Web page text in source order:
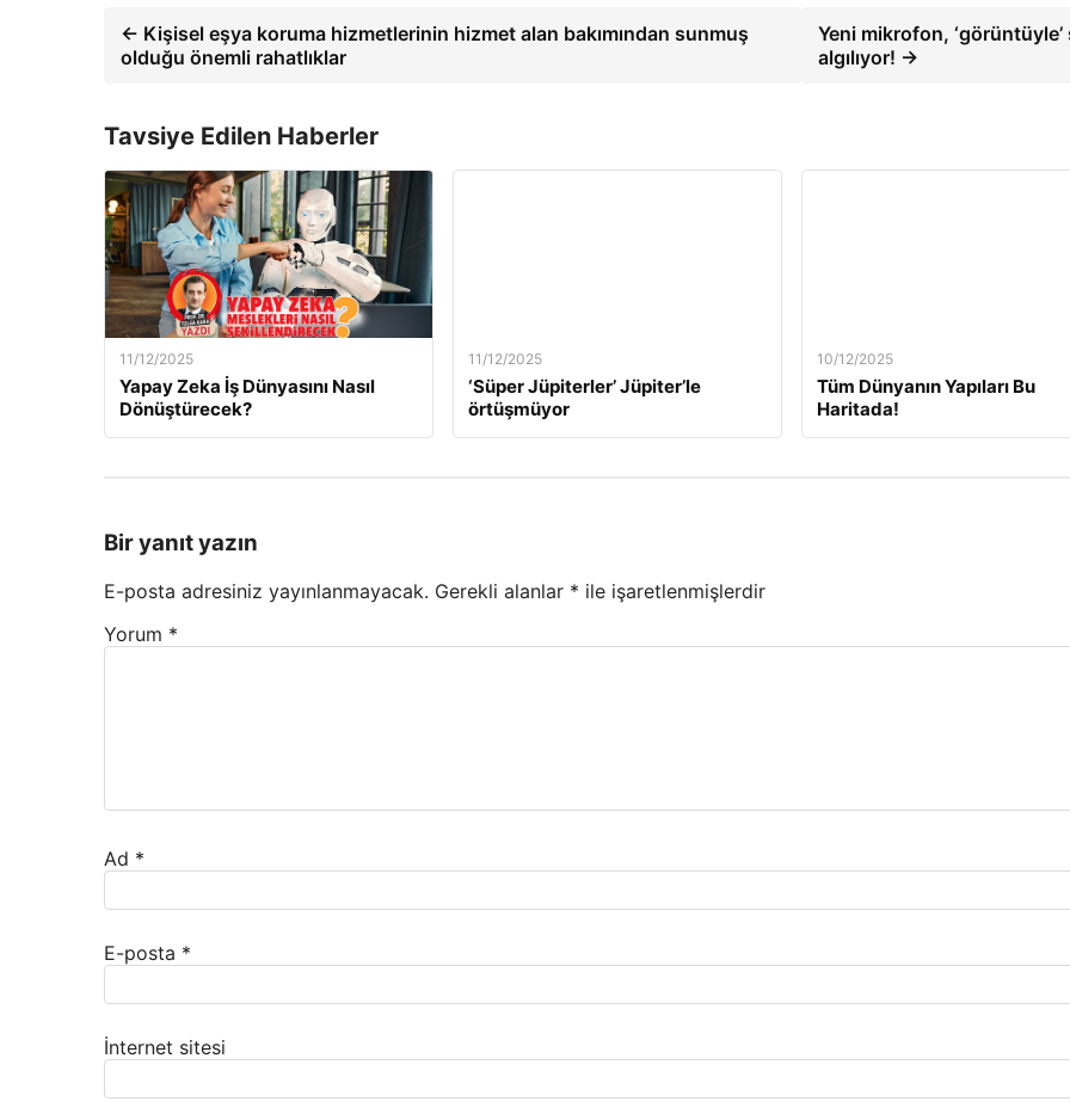
← Kişisel eşya koruma hizmetlerinin hizmet alan bakımından sunmuş
olduğu önemli rahatlıklar
Yeni mikrofon, ‘görüntüyle’
algılıyor! →
Tavsiye Edilen Haberler
11/12/2025
Yapay Zeka İş Dünyasını Nasıl
Dönüştürecek?
11/12/2025
‘Süper Jüpiterler’ Jüpiter’le
örtüşmüyor
10/12/2025
Tüm Dünyanın Yapıları Bu
Haritada!
Bir yanıt yazın
E-posta adresiniz yayınlanmayacak. Gerekli alanlar * ile işaretlenmişlerdir
Yorum *
Ad *
E-posta *
İnternet sitesi